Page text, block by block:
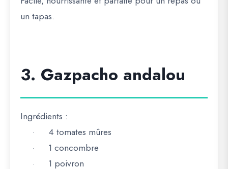
un tapas.
3. Gazpacho andalou
Ingrédients :
· 4 tomates mûres
· 1 concombre
· 1 poivron